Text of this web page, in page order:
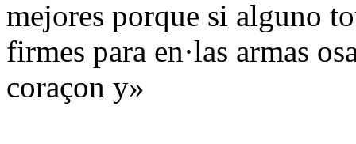
mejores porque si alguno
firmes para en·las armas
coraçon y»